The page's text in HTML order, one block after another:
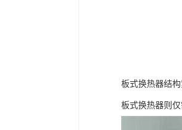
板式换热器结
板式换热器则